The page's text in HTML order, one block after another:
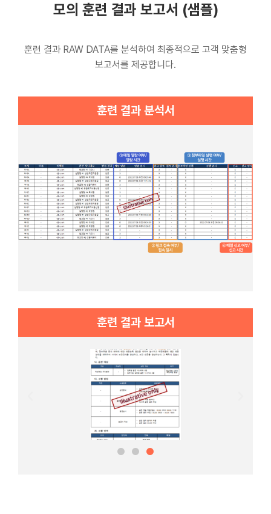
모의 훈련 결과 보고서 (샘플)
훈련 결과 RAW DATA를 분석하여 최종적으로 고객 맞춤형
보고서를 제공합니다.
훈련 결과 분석서
훈련 결과 보고서